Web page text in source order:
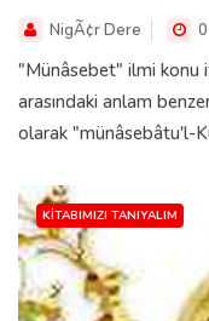
NigÃ¢r Dere
"Münâsebet" ilmi konu
arasındaki anlam
olarak "münâsebâtu'l-
KITABIMIZI TANIYALIM